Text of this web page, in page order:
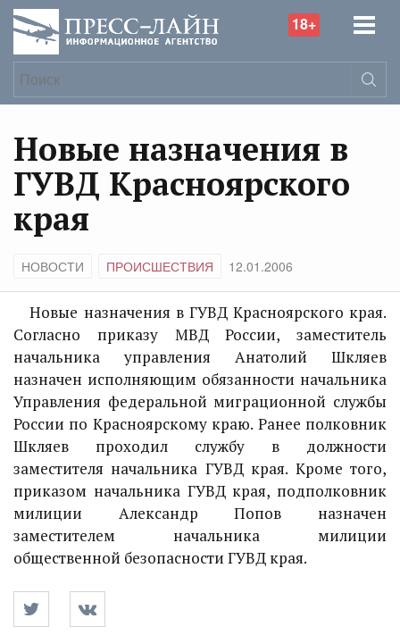
18+
Новые назначения в
ГУВД Красноярского
края
НОВОСТИ ПРОИСШЕСТВИЯ 12.01.2006
Новые назначения в ГУВД Красноярского края.
Согласно приказу МВД России, заместитель
начальника управления Анатолий Шкляев
назначен исполняющим обязанности начальника
Управления федеральной миграционной службы
России по Красноярскому краю. Ранее полковник
Шкляев проходил службу в должности
заместителя начальника ГУВД края. Кроме того,
приказом начальника ГУВД края, подполковник
милиции Александр Попов назначен
заместителем начальника милиции
общественной безопасности ГУВД края.